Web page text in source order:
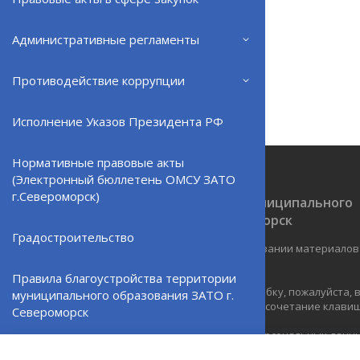
Административные регламенты
Противодействие коррупции
Исполнение Указов Президента РФ
Нормативные правовые акты
(Электронный бюллетень ОМСУ ЗАТО
г.Североморск)
Градостроительство
Правила благоустройства территории
муниципального образования ЗАТО г.
Североморск
Официальный сайт ОМСУ муниципального
образования ЗАТО г.Североморск
При полном или частичном использовании
Если Вы обнаружили на странице ошибку, пожалуйста,
курсором слово или фразу и нажмите сочетание
Политика в отношении обработки персональных